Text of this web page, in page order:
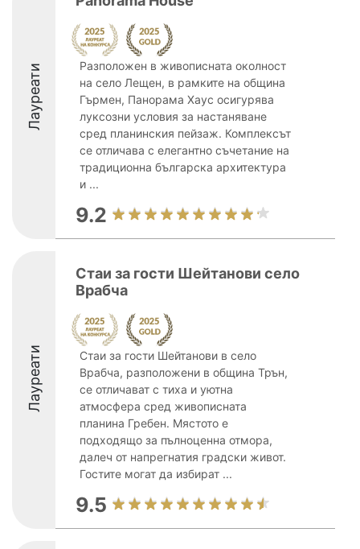
Лауреати
Разположен в живописната околност
на село Лещен, в рамките на община
Гърмен, Панорама Хаус осигурява
луксозни условия за настаняване
сред планинския пейзаж. Комплексът
се отличава с елегантно съчетание на
традиционна българска архитектура
и ...
9.2
Лауреати
Стаи за гости Шейтанови село
Врабча
Стаи за гости Шейтанови в село
Врабча, разположени в община Трън,
се отличават с тиха и уютна
атмосфера сред живописната
планина Гребен. Мястото е
подходящо за пълноценна отмора,
далеч от напрегнатия градски живот.
Гостите могат да избират ...
9.5